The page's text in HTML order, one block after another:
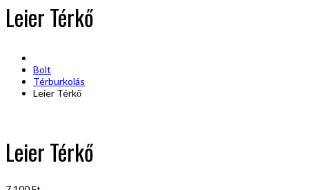
Leier Térkő
Bolt
Térburkolás
Leier Térkő
Leier Térkő